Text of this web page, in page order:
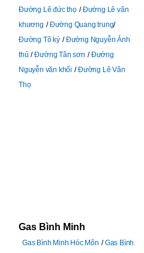
Đường Lê đức thọ
Đường Lê văn
khương
Đường Quang trung
Đường Tô ký
Đường Nguyễn Ảnh
thủ
Đường Tân sơn
Đường
Nguyễn văn khối
Đường Lê Văn
Thọ
Gas Bình Minh
Gas Bình Minh Hóc Môn
Gas Bình